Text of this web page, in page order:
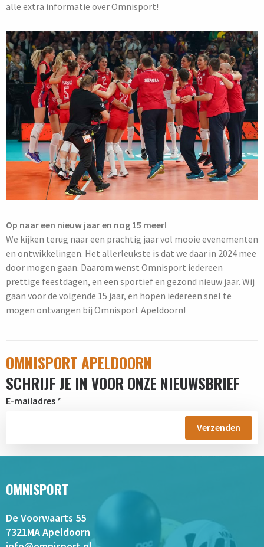
alle extra informatie over Omnisport!
Op naar een nieuw jaar en nog 15 meer!
We kijken terug naar een prachtig jaar vol mooie evenementen
en ontwikkelingen. Het allerleukste is dat we daar in 2024 mee
door mogen gaan. Daarom wenst Omnisport iedereen
prettige feestdagen, en een sportief en gezond nieuw jaar. Wij
gaan voor de volgende 15 jaar, en hopen iedereen snel te
mogen ontvangen bij Omnisport Apeldoorn!
OMNISPORT APELDOORN
SCHRIJF JE IN VOOR ONZE NIEUWSBRIEF
E-mailadres *
OMNISPORT
De Voorwaarts 55
7321MA Apeldoorn